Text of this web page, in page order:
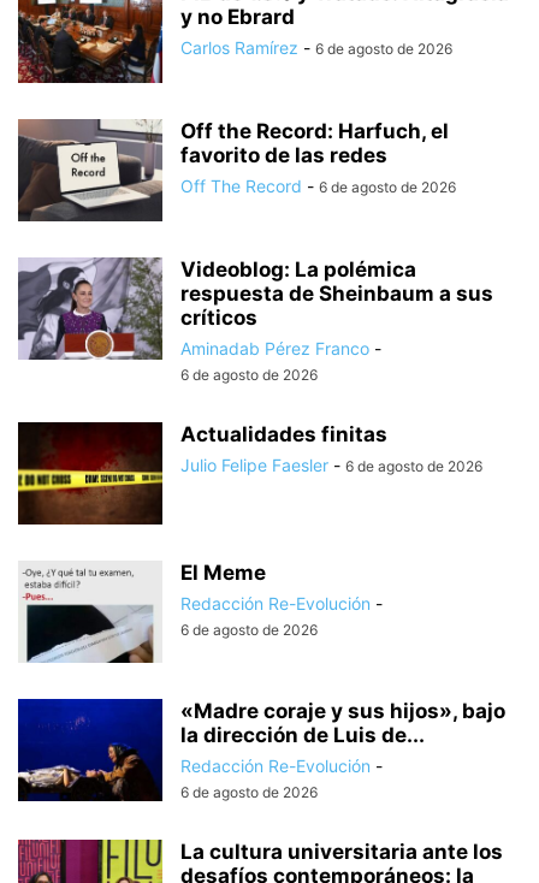
y no Ebrard
Carlos Ramírez - 6 de agosto de 2026
Off the Record: Harfuch, el
favorito de las redes
Off The Record - 6 de agosto de 2026
Videoblog: La polémica
respuesta de Sheinbaum a sus
críticos
Aminadab Pérez Franco -
6 de agosto de 2026
Actualidades finitas
Julio Felipe Faesler - 6 de agosto de 2026
El Meme
Redacción Re-Evolución -
6 de agosto de 2026
«Madre coraje y sus hijos», bajo
la dirección de Luis de...
Redacción Re-Evolución -
6 de agosto de 2026
La cultura universitaria ante los
desafíos contemporáneos: la